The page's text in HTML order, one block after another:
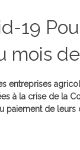
19
mois
entreprises
à la crise de la
paiement de leurs